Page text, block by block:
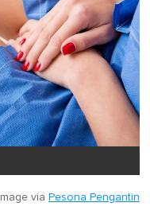
Image via Pesona Pengantin